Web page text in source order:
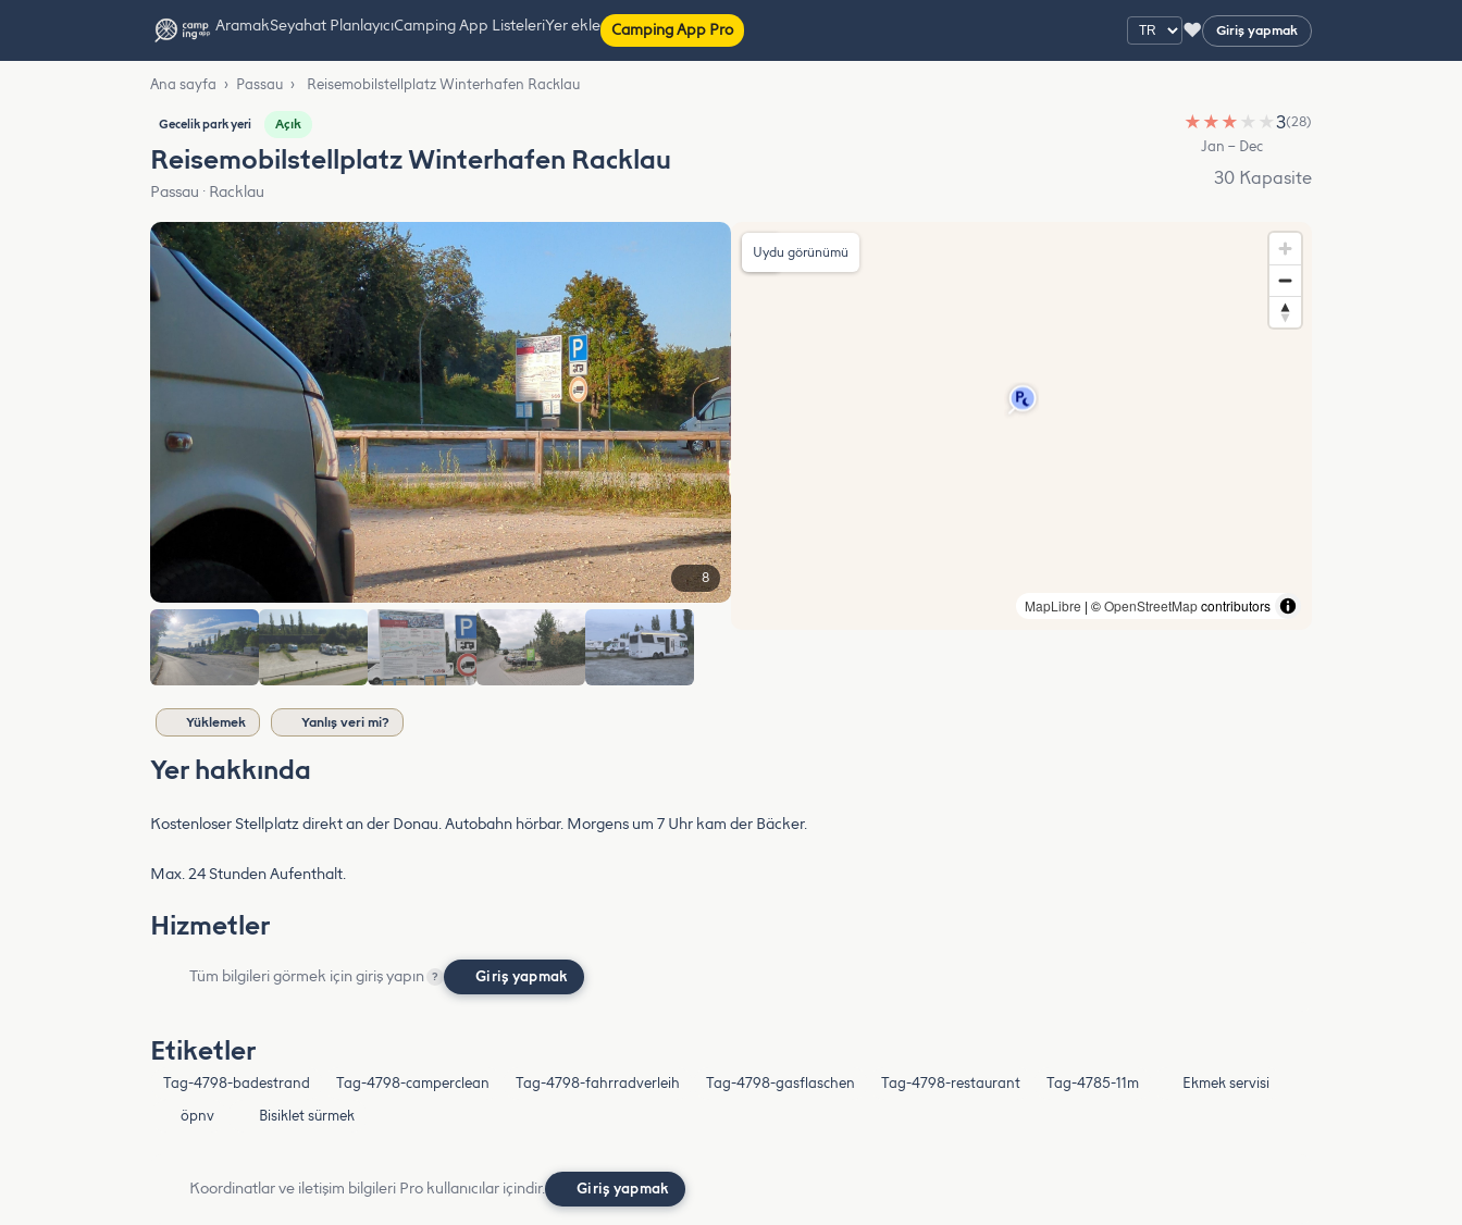
AramakSeyahat PlanlayıcıCamping App ListeleriYer ekle Camping App Pro ♥ Giriş yapmak
Ana sayfa › Passau › Reisemobilstellplatz Winterhafen Racklau
Gecelik park yeri Açık
Reisemobilstellplatz Winterhafen Racklau
Passau · Racklau
★ ★ ★ ★ ★3(28)
Jan – Dec
30 Kapasite
8
MapLibre | ©OpenStreetMapcontributors
Uydu görünümü
Yüklemek Yanlış veri mi?
Yer hakkında
Kostenloser Stellplatz direkt an der Donau. Autobahn hörbar. Morgens um 7 Uhr kam der Bäcker.
Max. 24 Stunden Aufenthalt.
Hizmetler
Tüm bilgileri görmek için giriş yapın ? Giriş yapmak
Etiketler
Tag-4798-badestrand Tag-4798-camperclean Tag-4798-fahrradverleih Tag-4798-gasflaschen Tag-4798-restaurant Tag-4785-11m
Ekmek servisi
öpnv
Bisiklet sürmek
Koordinatlar ve iletişim bilgileri Pro kullanıcılar içindir. Giriş yapmak